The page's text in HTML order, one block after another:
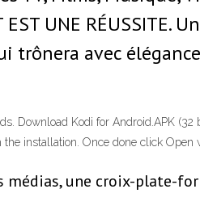
UNE RÉUSSITE.
trônera avec
Download Kodi for Android.APK (32
the installation. Once done click Open
médias, une croix-plate-